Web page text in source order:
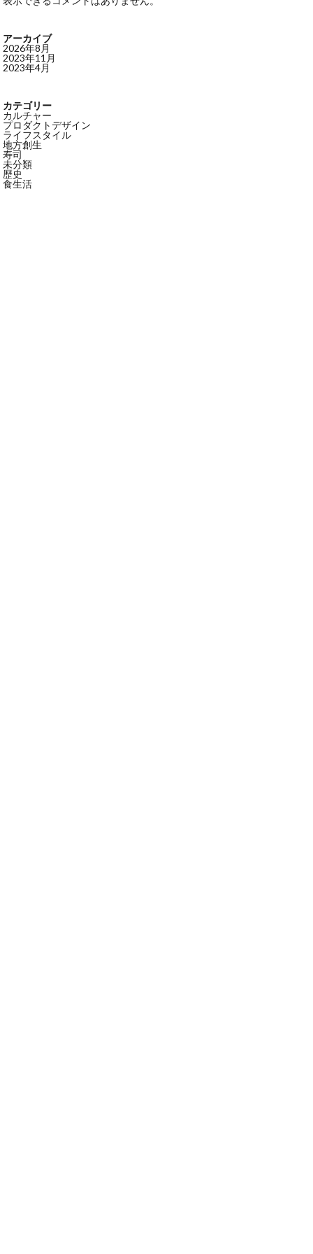
アーカイブ
2026年8月
2023年11月
2023年4月
カテゴリー
カルチャー
プロダクトデザイン
ライフスタイル
地方創生
寿司
未分類
歴史
食生活